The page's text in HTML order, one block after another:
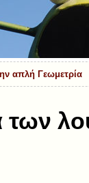
απλή Γεωμετρία